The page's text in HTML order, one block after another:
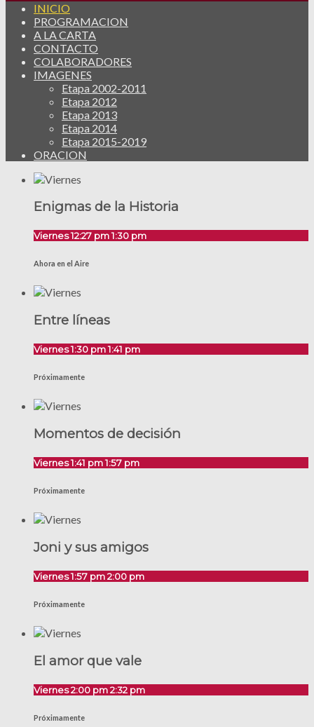
INICIO
PROGRAMACION
A LA CARTA
CONTACTO
COLABORADORES
IMAGENES
Etapa 2002-2011
Etapa 2012
Etapa 2013
Etapa 2014
Etapa 2015-2019
ORACION
Enigmas de la Historia
Viernes 12:27 pm1:30 pm
Ahora en el Aire
Entre líneas
Viernes 1:30 pm1:41 pm
Próximamente
Momentos de decisión
Viernes 1:41 pm1:57 pm
Próximamente
Joni y sus amigos
Viernes 1:57 pm2:00 pm
Próximamente
El amor que vale
Viernes 2:00 pm2:32 pm
Próximamente